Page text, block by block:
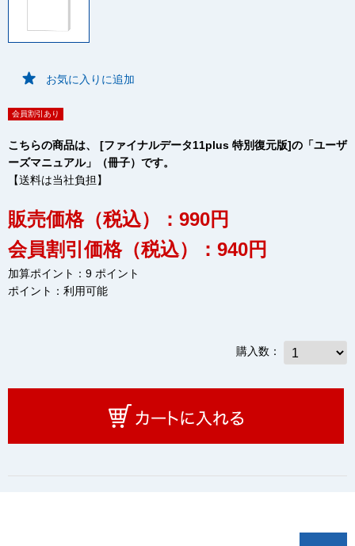
お気に入りに追加
会員割引あり
こちらの商品は、 [ファイナルデータ11plus 特別復元版]の「ユーザ
ーズマニュアル」（冊子）です。
【送料は当社負担】
販売価格（税込）：990円
会員割引価格（税込）：940円
加算ポイント：9 ポイント
ポイント： 利用可能
購入数：